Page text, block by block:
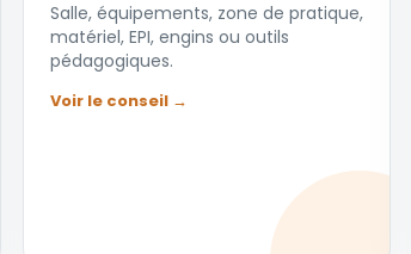
Salle, équipements, zone de pratique,
matériel, EPI, engins ou outils
pédagogiques.
Voir le conseil →